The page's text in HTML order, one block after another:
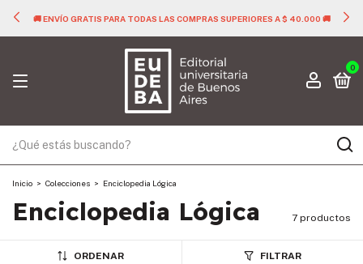
🚚 ENVÍO GRATIS PARA TODAS LAS COMPRAS SUPERIORES A $ 40.000 🚚
0
Inicio > Colecciones > Enciclopedia Lógica
Enciclopedia Lógica 7 productos
ORDENAR FILTRAR